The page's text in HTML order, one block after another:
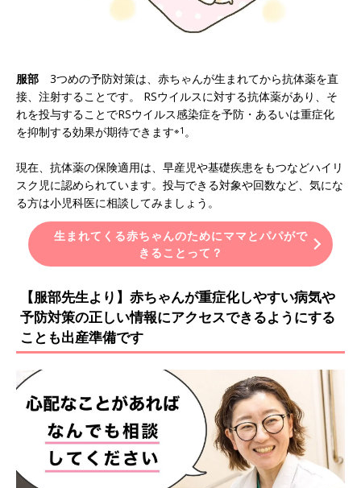
服部 3つめの予防対策は、赤ちゃんが生まれてから抗体薬を直
接、注射することです。 RSウイルスに対する抗体薬があり、そ
れを投与することでRSウイルス感染症を予防・あるいは重症化
を抑制する効果が期待できます※1 。
現在、抗体薬の保険適用は、早産児や基礎疾患をもつなどハイリ
スク児に認められています。投与できる対象や回数など、気にな
る方は小児科医に相談してみましょう。
生まれてくる赤ちゃんのためにママとパパがで
きることって？
【服部先生より】赤ちゃんが重症化しやすい病気や
予防対策の正しい情報にアクセスできるようにする
ことも出産準備です